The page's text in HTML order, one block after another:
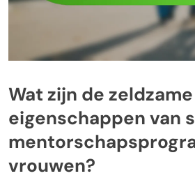
Wat zijn de zeldzame
eigenschappen van
vrouwen?